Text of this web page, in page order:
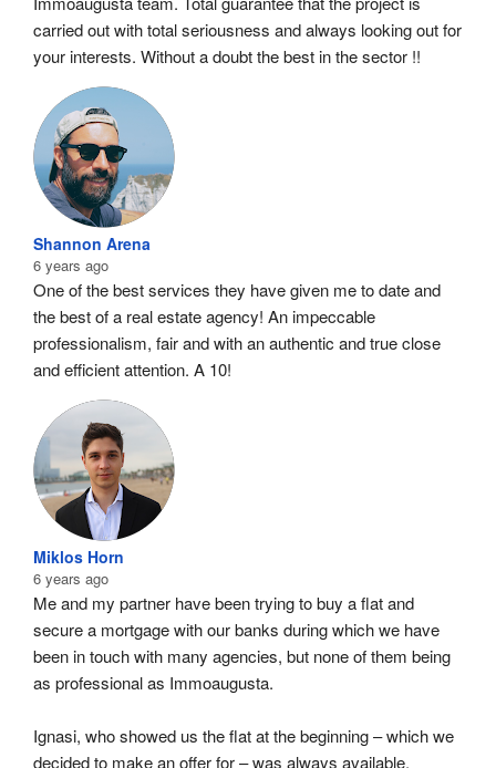
carried out with total seriousness and always looking out for
your interests. Without a doubt the best in the sector !!
Shannon Arena
6 years ago
One of the best services they have given me to date and
the best of a real estate agency! An impeccable
professionalism, fair and with an authentic and true close
and efficient attention. A 10!
Miklos Horn
6 years ago
Me and my partner have been trying to buy a flat and
secure a mortgage with our banks during which we have
been in touch with many agencies, but none of them being
as professional as Immoaugusta.
Ignasi, who showed us the flat at the beginning – which we
decided to make an offer for – was always available,